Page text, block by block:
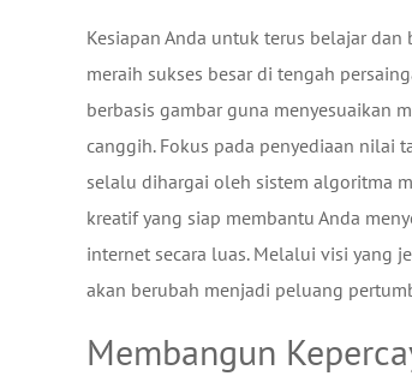
Kesiapan Anda untuk terus belajar
meraih sukses besar di tengah
berbasis gambar guna menyesuaikan
canggih. Fokus pada penyediaan nilai
selalu dihargai oleh sistem algoritma
kreatif yang siap membantu Anda
internet secara luas. Melalui visi yang
akan berubah menjadi peluang
Membangun